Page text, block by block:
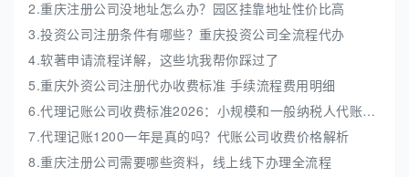
2.重庆注册公司没地址怎么办？园区挂靠地址性价比高
3.投资公司注册条件有哪些？重庆投资公司全流程代办
4.软著申请流程详解，这些坑我帮你踩过了
5.重庆外资公司注册代办收费标准 手续流程费用明细
6.代理记账公司收费标准2026：小规模和一般纳税人代账费解析
7.代理记账1200一年是真的吗？代账公司收费价格解析
8.重庆注册公司需要哪些资料，线上线下办理全流程